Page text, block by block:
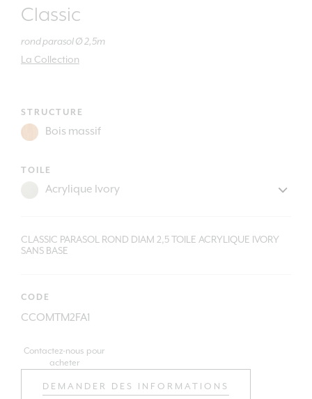
Classic
rond parasol Ø 2,5m
La Collection
STRUCTURE
TOILE
CLASSIC PARASOL ROND DIAM 2,5 TOILE ACRYLIQUE IVORY
SANS BASE
CODE
CCOMTM2FA1
Contactez-nous pour
acheter
DEMANDER DES INFORMATIONS